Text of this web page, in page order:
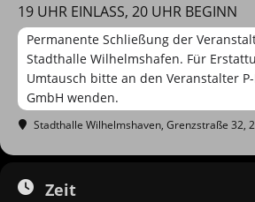
19 UHR EINLASS, 20 UHR BEGINN
Permanente Schließung der
Stadthalle Wilhelmshafen. Für
Umtausch bitte an den Veranstalter
GmbH wenden.
Stadthalle Wilhelmshaven, Grenzstraße 32,
Zeit